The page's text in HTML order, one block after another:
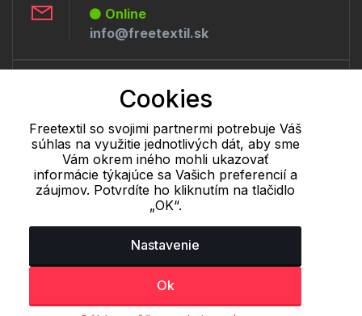
Online
info@freetextil.sk
Online
+421 277 270 056
Cookie - podrobné nastavenie| Ďalšie informácie|Spracovanie
osobných údajov
Cookies
Freetextil so svojimi partnermi potrebuje Váš
súhlas na využitie jednotlivých dát, aby sme
Vám okrem iného mohli ukazovať
informácie týkajúce sa Vašich preferencií a
záujmov. Potvrdíte ho kliknutím na tlačidlo
„OK“.
Nastavenie
Ok